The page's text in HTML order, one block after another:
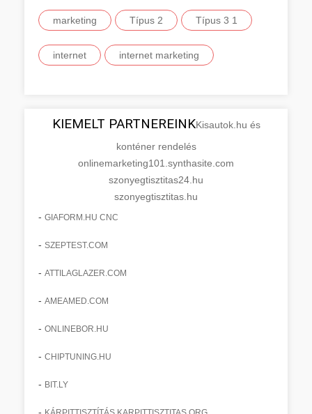
marketing Típus 2 Típus 3 1
internet internet marketing
KIEMELT PARTNEREINKKisautok.hu és
konténer rendelés
onlinemarketing101.synthasite.com
szonyegtisztitas24.hu
szonyegtisztitas.hu
- GIAFORM.HU CNC
- SZEPTEST.COM
- ATTILAGLAZER.COM
- AMEAMED.COM
- ONLINEBOR.HU
- CHIPTUNING.HU
- BIT.LY
-